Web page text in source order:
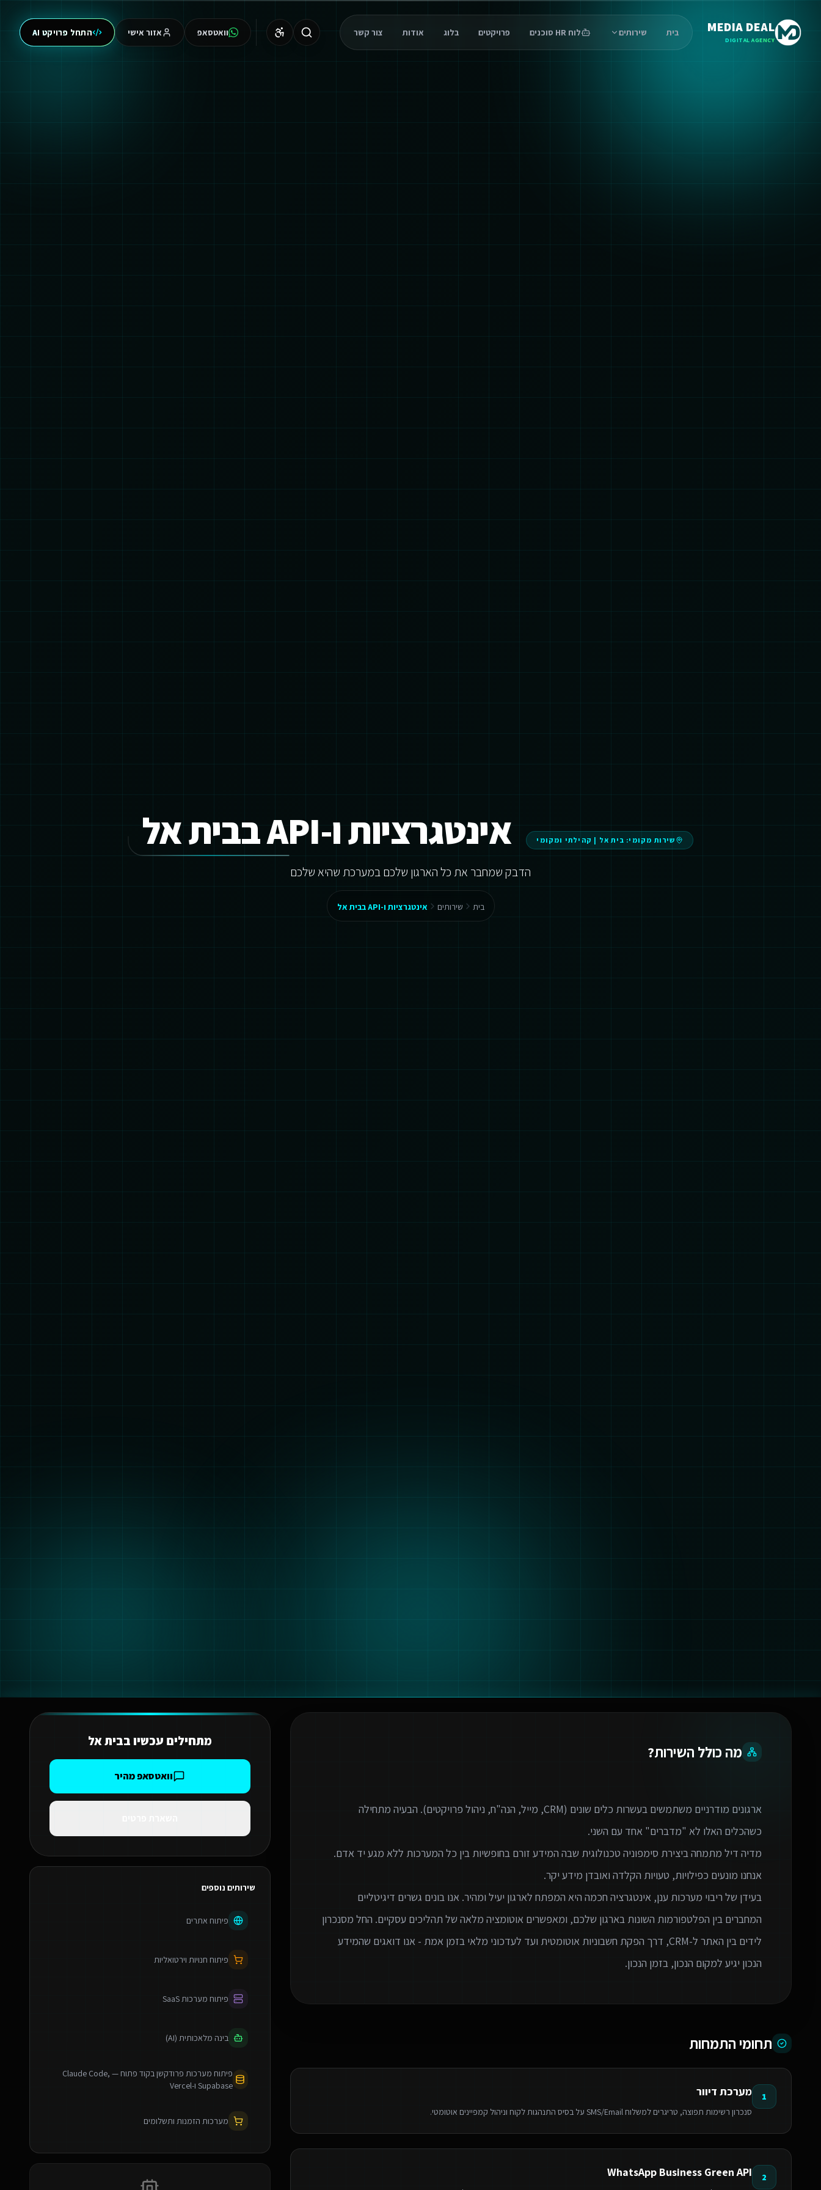
MEDIA DEAL
DIGITAL AGENCY
בית שירותים לוח HR סוכנים פרויקטים בלוג אודות צור קשר וואטסאפ אזור אישי התחל פרויקט AI
שירות מקומי: בית אל | קהילתי ומקומי אינטגרציות ו-API בבית אל
הדבק שמחבר את כל הארגון שלכם במערכת שהיא שלכם
בית שירותים אינטגרציות ו-API בבית אל
מה כולל השירות?
ארגונים מודרניים משתמשים בעשרות כלים שונים (CRM, מייל, הנה"ח, ניהול פרויקטים). הבעיה מתחילה
בעידן של ריבוי מערכות ענן, אינטגרציה חכמה היא המפתח לארגון יעיל ומהיר. אנו בונים גשרים דיגיטליים
המחברים בין הפלטפורמות השונות בארגון שלכם, ומאפשרים אוטומציה מלאה של תהליכים עסקיים. החל מסנכרון
לידים בין האתר ל-CRM, דרך הפקת חשבוניות אוטומטית ועד לעדכוני מלאי בזמן אמת - אנו דואגים שהמידע
הנכון יגיע למקום הנכון, בזמן הנכון.
תחומי התמחות
1 מערכת דיוור
סנכרון רשימות תפוצה, טריגרים למשלוח SMS/Email על בסיס התנהגות לקוח וניהול קמפיינים אוטומטי.
2
WhatsApp Business Green API
מתחילים עכשיו בבית אל
וואטסאפ מהיר
שירותים נוספים
פיתוח אתרים
פיתוח חנויות וירטואליות
פיתוח מערכות SaaS
בינה מלאכותית (AI)
פיתוח מערכות פרודקשן בקוד פתוח — Claude Code,
Supabase ו-Vercel
מערכות הזמנות ותשלומים